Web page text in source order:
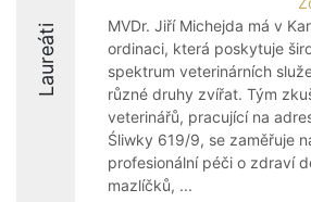
Laureáti
MVDr. Jiří Michejda má v
ordinaci, která poskytuje
spektrum veterinárních
různé druhy zvířat. Tým
veterinářů, pracující na
Śliwky 619/9, se zaměřuje
profesionální péči o zdraví
mazlíčků, ...